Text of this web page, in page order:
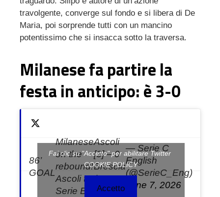
travolgente, converge sul fondo e si libera di De
Maria, poi sorprende tutti con un mancino
potentissimo che si insacca sotto la traversa.
Milanese fa partire la
festa in anticipo: è 3-0
86’
GOAL
Milanese
on the
rebound!
Ascoli to
Serie B!!!
Ascoli
[3] – 0
Brescia
(4-1
agg.)
— Serie C
English
(@SerieC_Eng)
June 7, 2026
Fai clic su "Accetto" per abilitare Twitter
COOKIE POLICY
Accetto